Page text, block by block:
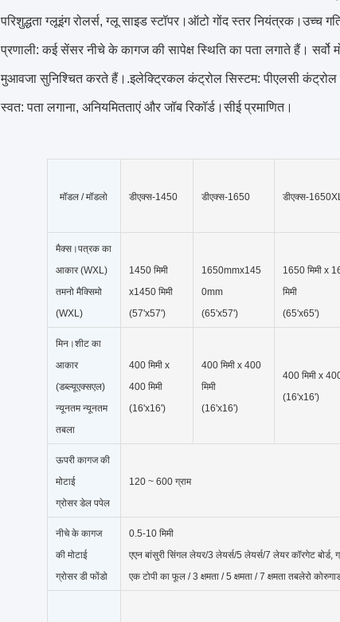
परिशुद्धता ग्लूइंग रोलर्स, ग्लू साइड स्टॉपर।ऑटो गोंद स्तर नियंत्रक।उच्च
प्रणाली: कई सेंसर नीचे के कागज की सापेक्ष स्थिति का पता लगाते हैं।
मुआवजा सुनिश्चित करते हैं।.इलेक्ट्रिकल कंट्रोल सिस्टम: पीएलसी कंट्रोल
स्वत: पता लगाना, अनियमितताएं और जॉब रिकॉर्ड।सीई प्रमाणित।
मॉडल / मॉडलो डीएक्स-1450 डीएक्स-1650 डीएक्स-
मैक्स।पत्रक का
आकार (WXL)
तमनो मैक्सिमो
(WXL)
1450 मिमी
x1450 मिमी
(57'x57')
1650mmx145
0mm
(65'x57')
1650 मिमी x
मिमी
(65'x65')
मिन।शीट का
आकार
(डब्ल्यूएक्सएल)
न्यूनतम न्यूनतम
तबला
400 मिमी x
400 मिमी
(16'x16')
400 मिमी x 400
मिमी
(16'x16')
400 मिमी x
(16'x16')
ऊपरी कागज की
मोटाई
ग्रोसर डेल पपेल
120 ~ 600 ग्राम
नीचे के कागज
की मोटाई
ग्रोसर डी फोंडो
0.5-10 मिमी
एएन बांसुरी सिंगल लेयर/3 लेयर्स/5 लेयर्स/7 लेयर कॉरगेट बोर्ड,
एक टोपी का फूल / 3 क्षमता / 5 क्षमता / 7 क्षमता तबलेरो